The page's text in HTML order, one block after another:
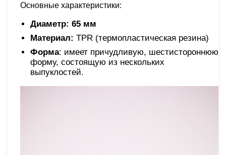
Основные характеристики:
Диаметр: 65 мм
Материал: TPR (термопластическая резина)
Форма: имеет причудливую, шестистороннюю
форму, состоящую из нескольких
выпуклостей.